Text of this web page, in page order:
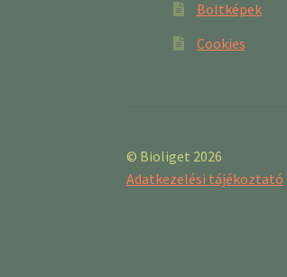
Boltképek
Cookies
© Bioliget 2026
Adatkezelési tájékoztató